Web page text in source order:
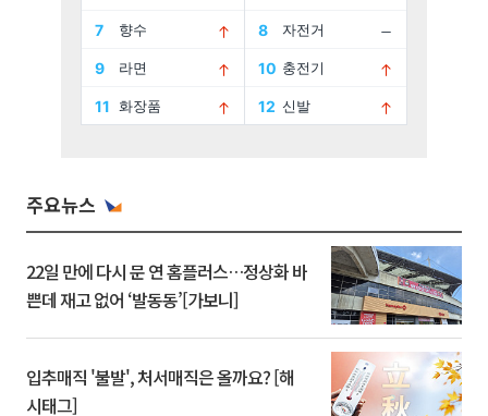
주요뉴스
22일 만에 다시 문 연 홈플러스…정상화 바
쁜데 재고 없어 ‘발동동’[가보니]
입추매직 '불발', 처서매직은 올까요? [해
시태그]